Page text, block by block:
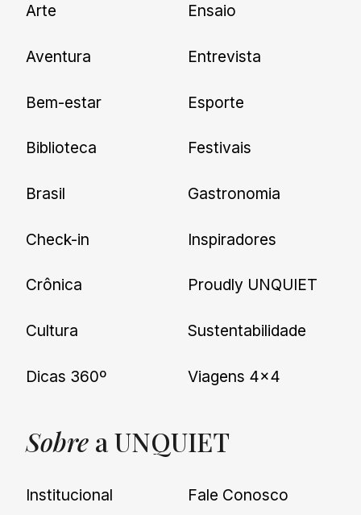
Newsletter
nossas novidades.
Arte
Aventura
Bem-estar
Biblioteca
Brasil
Check-in
Crônica
Cultura
Dicas 360º
Ensaio
Entrevista
Esporte
Festivais
Gastronomia
Inspiradores
Proudly UNQUIET
Sustentabilidade
Viagens 4×4
Sobre a UNQUIET
Institucional Fale Conosco